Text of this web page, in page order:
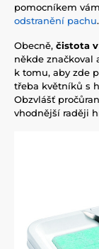
pomocníkem
odstranění pachu.
Obecně, čistota
někde značkoval
k tomu, aby zde
třeba květníků s
Obzvlášť
vhodnější raději